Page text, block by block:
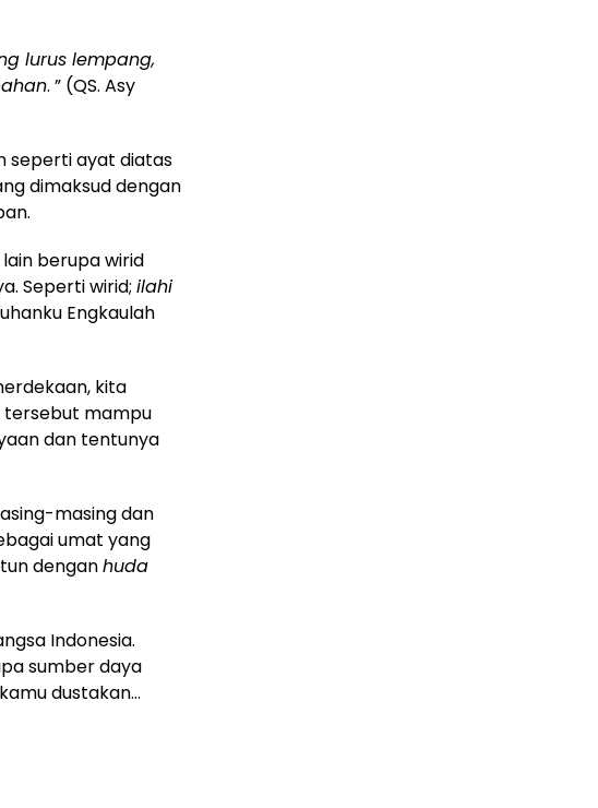
lurus lempang,
. ” (QS. Asy
seperti ayat diatas
dimaksud dengan
berupa wirid
Seperti wirid; ilahi
Engkaulah
kita
tersebut mampu
dan tentunya
masing dan
umat yang
denganhuda
Indonesia.
sumber daya
dustakan…